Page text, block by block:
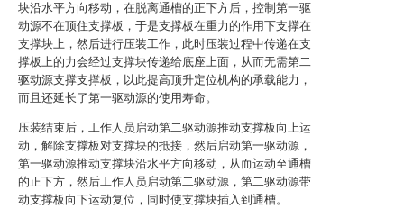
块沿水平方向移动，在脱离通槽的正下方后，控制第一驱
动源不在顶住支撑板，于是支撑板在重力的作用下支撑在
支撑块上，然后进行压装工作，此时压装过程中传递在支
撑板上的力会经过支撑块传递给底座上面，从而无需第二
驱动源支撑支撑板，以此提高顶升定位机构的承载能力，
而且还延长了第一驱动源的使用寿命。
压装结束后，工作人员启动第二驱动源推动支撑板向上运
动，解除支撑板对支撑块的抵接，然后启动第一驱动源，
第一驱动源推动支撑块沿水平方向移动，从而运动至通槽
的正下方，然后工作人员启动第二驱动源，第二驱动源带
动支撑板向下运动复位，同时使支撑块插入到通槽。